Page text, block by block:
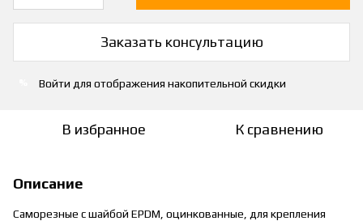
Заказать консультацию
Войти для отображения накопительной скидки
В избранное К сравнению
Описание
Саморезные с шайбой EPDM, оцинкованные, для крепления